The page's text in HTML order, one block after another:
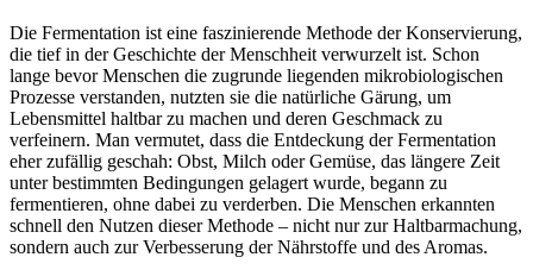
Die Fermentation ist eine faszinierende Methode der Konservierung,
die tief in der Geschichte der Menschheit verwurzelt ist. Schon
lange bevor Menschen die zugrunde liegenden mikrobiologischen
Prozesse verstanden, nutzten sie die natürliche Gärung, um
Lebensmittel haltbar zu machen und deren Geschmack zu
verfeinern. Man vermutet, dass die Entdeckung der Fermentation
eher zufällig geschah: Obst, Milch oder Gemüse, das längere Zeit
unter bestimmten Bedingungen gelagert wurde, begann zu
fermentieren, ohne dabei zu verderben. Die Menschen erkannten
schnell den Nutzen dieser Methode – nicht nur zur Haltbarmachung,
sondern auch zur Verbesserung der Nährstoffe und des Aromas.